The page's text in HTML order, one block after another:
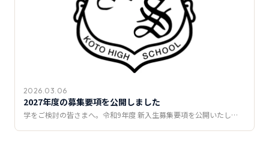
2026.03.06
2027年度の募集要項を公開しました
学をご検討の皆さまへ。令和9年度 新入生募集要項を公開いたし…